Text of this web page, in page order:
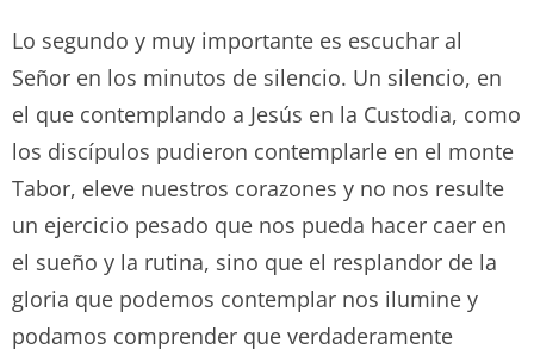
Lo segundo y muy importante es escuchar al
Señor en los minutos de silencio. Un silencio, en
el que contemplando a Jesús en la Custodia, como
los discípulos pudieron contemplarle en el monte
Tabor, eleve nuestros corazones y no nos resulte
un ejercicio pesado que nos pueda hacer caer en
el sueño y la rutina, sino que el resplandor de la
gloria que podemos contemplar nos ilumine y
podamos comprender que verdaderamente